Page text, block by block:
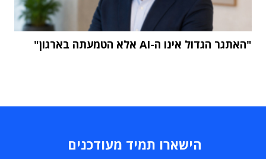
"האתגר הגדול אינו ה-AI אלא הטמעתה בארגון"
הישארו תמיד מעודכנים